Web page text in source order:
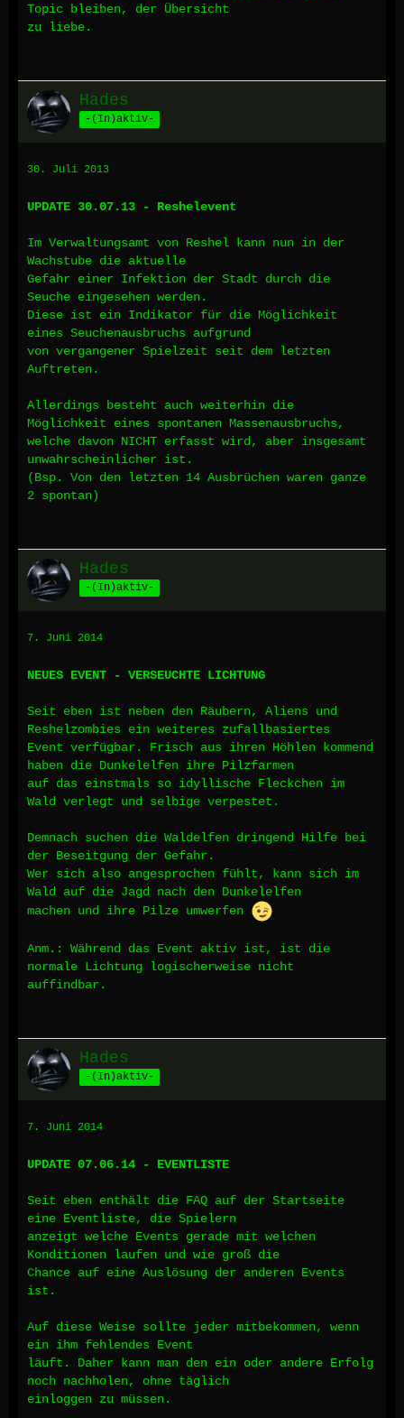
Topic bleiben, der Übersicht
zu liebe.
Hades
-(In)aktiv-
30. Juli 2013
UPDATE 30.07.13 - Reshelevent
Im Verwaltungsamt von Reshel kann nun in der
Wachstube die aktuelle
Gefahr einer Infektion der Stadt durch die
Seuche eingesehen werden.
Diese ist ein Indikator für die Möglichkeit
eines Seuchenausbruchs aufgrund
von vergangener Spielzeit seit dem letzten
Auftreten.
Allerdings besteht auch weiterhin die
Möglichkeit eines spontanen Massenausbruchs,
welche davon NICHT erfasst wird, aber insgesamt
unwahrscheinlicher ist.
(Bsp. Von den letzten 14 Ausbrüchen waren ganze
2 spontan)
Hades
-(In)aktiv-
7. Juni 2014
NEUES EVENT - VERSEUCHTE LICHTUNG
Seit eben ist neben den Räubern, Aliens und
Reshelzombies ein weiteres zufallbasiertes
Event verfügbar. Frisch aus ihren Höhlen kommend
haben die Dunkelelfen ihre Pilzfarmen
auf das einstmals so idyllische Fleckchen im
Wald verlegt und selbige verpestet.
Demnach suchen die Waldelfen dringend Hilfe bei
der Beseitgung der Gefahr.
Wer sich also angesprochen fühlt, kann sich im
Wald auf die Jagd nach den Dunkelelfen
machen und ihre Pilze umwerfen
Anm.: Während das Event aktiv ist, ist die
normale Lichtung logischerweise nicht
auffindbar.
Hades
-(In)aktiv-
7. Juni 2014
UPDATE 07.06.14 - EVENTLISTE
Seit eben enthält die FAQ auf der Startseite
eine Eventliste, die Spielern
anzeigt welche Events gerade mit welchen
Konditionen laufen und wie groß die
Chance auf eine Auslösung der anderen Events
ist.
Auf diese Weise sollte jeder mitbekommen, wenn
ein ihm fehlendes Event
läuft. Daher kann man den ein oder andere Erfolg
noch nachholen, ohne täglich
einloggen zu müssen.